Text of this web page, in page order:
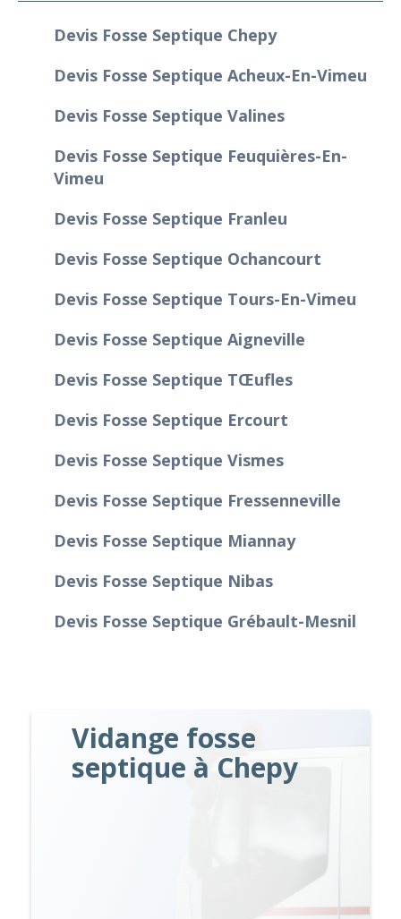
Devis Fosse Septique Chepy
Devis Fosse Septique Acheux-En-Vimeu
Devis Fosse Septique Valines
Devis Fosse Septique Feuquières-En-
Vimeu
Devis Fosse Septique Franleu
Devis Fosse Septique Ochancourt
Devis Fosse Septique Tours-En-Vimeu
Devis Fosse Septique Aigneville
Devis Fosse Septique Tœufles
Devis Fosse Septique Ercourt
Devis Fosse Septique Vismes
Devis Fosse Septique Fressenneville
Devis Fosse Septique Miannay
Devis Fosse Septique Nibas
Devis Fosse Septique Grébault-Mesnil
Vidange fosse
septique à Chepy